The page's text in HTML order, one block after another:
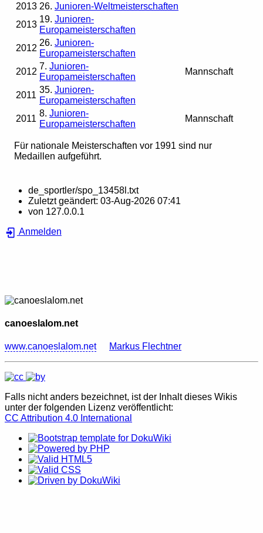
2013 26. Junioren-Weltmeisterschaften
2013
19. Junioren-
Europameisterschaften
2012
26. Junioren-
Europameisterschaften
2012
7. Junioren-
Europameisterschaften
Mannschaft
2011
35. Junioren-
Europameisterschaften
2011
8. Junioren-
Europameisterschaften
Mannschaft
Für nationale Meisterschaften vor 1991 sind nur
Medaillen aufgeführt.
de_sportler/spo_13458l.txt
Zuletzt geändert: 03-Aug-2026 07:41
von 127.0.0.1
Anmelden
canoeslalom.net
www.canoeslalom.net Markus Flechtner
Falls nicht anders bezeichnet, ist der Inhalt dieses Wikis
unter der folgenden Lizenz veröffentlicht:
CC Attribution 4.0 International